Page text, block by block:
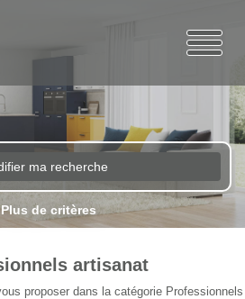
ma recherche
de critères
artisanat
proposer dans la catégorie Professionnels